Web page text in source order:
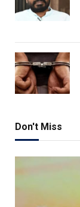
Don't Miss